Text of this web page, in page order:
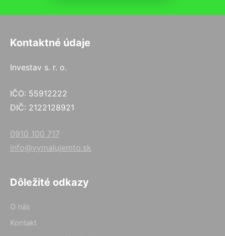
Kontaktné údaje
Investav s. r. o.
IČO: 55912222
DIČ: 2122128921
0910 100 717
info@vymalujemto.sk
Dôležité odkazy
O nás
Kontakt